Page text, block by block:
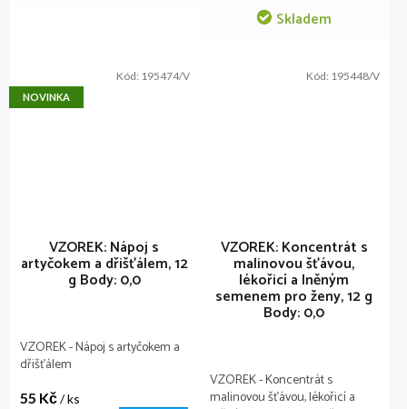
Skladem
NOVINKA
VZOREK: Nápoj s
artyčokem a dřišťálem, 12
g Body: 0,0
55 Kč/ ks
VZOREK - Nápoj s artyčokem a
dřišťálem
Kód: 195474/V
VZOREK: Koncentrát s
malinovou šťávou,
lékořicí a lněným
semenem pro ženy, 12 g
Body: 0,0
VZOREK - Koncentrát s
malinovou šťávou, lékořicí a
Kód: 195448/V